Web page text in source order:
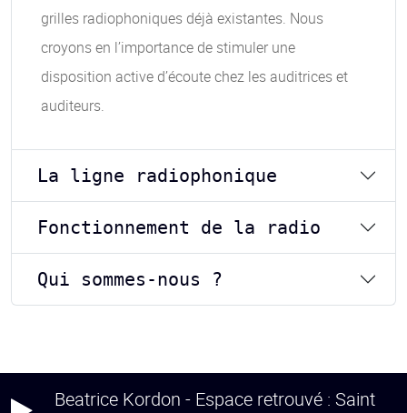
grilles radiophoniques déjà existantes. Nous
croyons en l’importance de stimuler une
disposition active d’écoute chez les auditrices et
auditeurs.
La ligne radiophonique
Fonctionnement de la radio
Qui sommes-nous ?
Beatrice Kordon - Espace retrouvé : Saint